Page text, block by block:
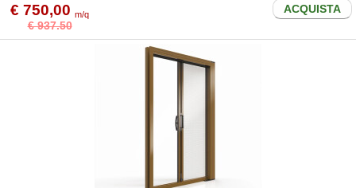
€ 750,00 m/q
€ 937.50
ACQUISTA